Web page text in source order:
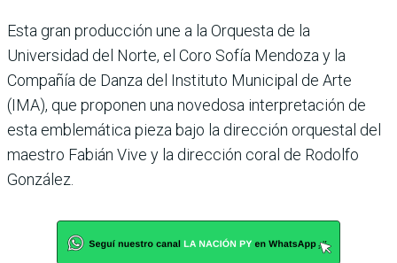
Esta gran producción une a la Orquesta de la
Universidad del Norte, el Coro Sofía Mendoza y la
Compañía de Danza del Instituto Municipal de Arte
(IMA), que proponen una novedosa interpretación de
esta emblemática pieza bajo la dirección orquestal del
maestro Fabián Vive y la dirección coral de Rodolfo
González.